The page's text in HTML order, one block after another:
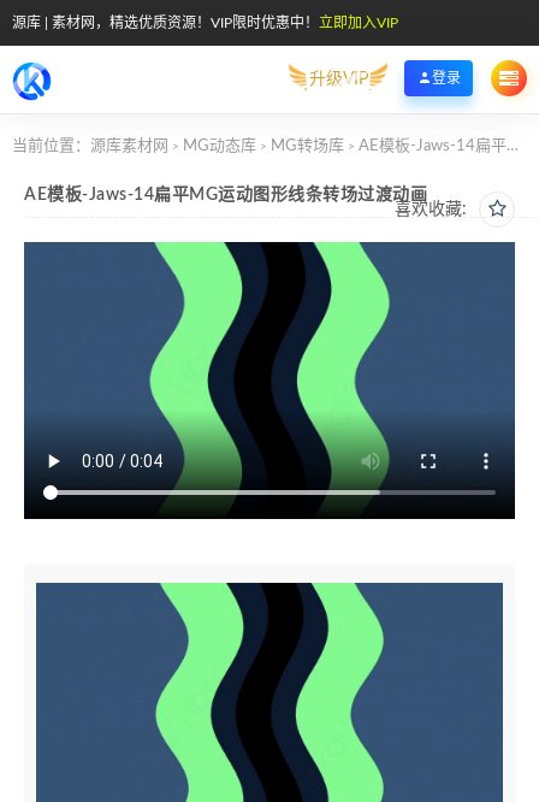
源库 | 素材网，精选优质资源！VIP限时优惠中！ 立即加入VIP
升级VIP 登录
当前位置： 源库素材网 > MG动态库 > MG转场库 > AE模板-Jaws-14扁平MG运动图形线条转场过渡动画
喜欢收藏:
AE模板-Jaws-14扁平MG运动图形线条转场过渡动画